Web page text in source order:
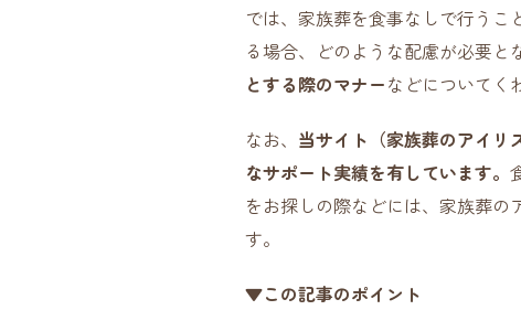
では、家族葬を食事なしで行う
る場合、どのような配慮が必要と
とする際のマナーなどについてく
なお、 当サイト（家族葬のアイリ
なサポート実績を有しています。
をお探しの際などには、家族葬の
す。
▼この記事のポイント